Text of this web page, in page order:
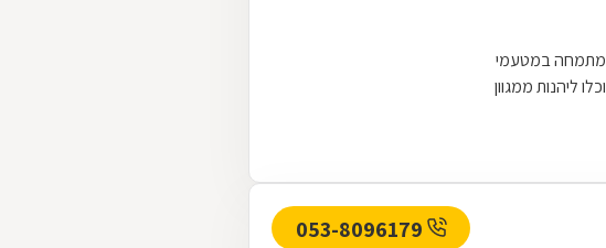
במטעמי
ליהנות ממגוון